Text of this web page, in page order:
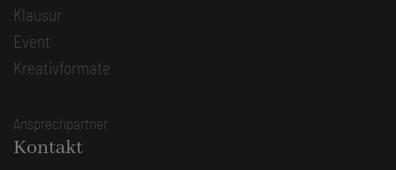
Klausur
Event
Kreativformate
Ansprechpartner
Kontakt